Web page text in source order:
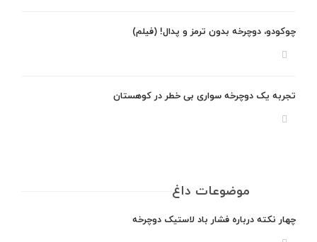
چوکودو، دوچرخه بدون ترمز و پدال! (فیلم)
تجربه یک دوچرخه سواری بی خطر در کوهستان
موضوعات داغ
چهار نکته درباره فشار باد لاستیک دوچرخه